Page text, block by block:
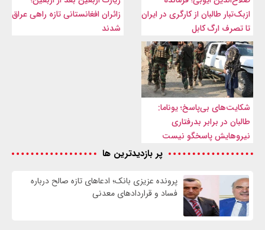
ازبک‌تبار طالبان از کارگری در ایران
تا تصرف ارگ کابل
زائران افغانستانی تازه راهی عراق
شدند
شکایت‌های بی‌پاسخ؛ یوناما:
طالبان در برابر بدرفتاری
نیروهایش پاسخگو نیست
پر بازدیدترین ها
پرونده عزیزی بانک؛ ادعاهای تازه صالح درباره
فساد و قراردادهای معدنی